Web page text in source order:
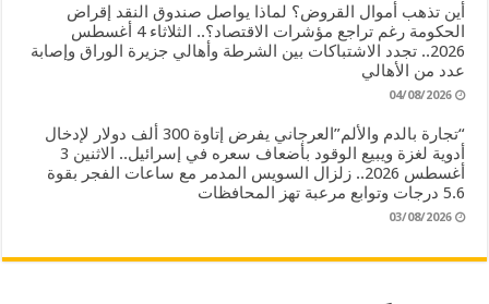
أين تذهب أموال القروض؟ لماذا يواصل صندوق النقد إقراض
الحكومة رغم تراجع مؤشرات الاقتصاد؟.. الثلاثاء 4 أغسطس
2026.. تجدد الاشتباكات بين الشرطة وأهالي جزيرة الوراق وإصابة
عدد من الأهالي
04/08/2026
“تجارة بالدم والألم”العرجاني يفرض إتاوة 300 ألف دولار لإدخال
أدوية لغزة ويبيع الوقود بأضعاف سعره في إسرائيل.. الاثنين 3
أغسطس 2026.. زلزال السويس المدمر مع ساعات الفجر بقوة
5.6 درجات وتوابع مرعبة تهز المحافظات
03/08/2026